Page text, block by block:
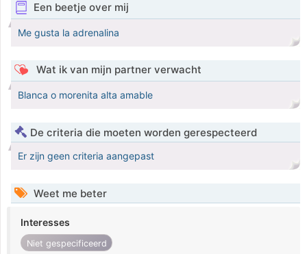
Een beetje over mij
Me gusta la adrenalina
Wat ik van mijn partner verwacht
Blanca o morenita alta amable
De criteria die moeten worden gerespecteerd
Er zijn geen criteria aangepast
Weet me beter
Interesses
Niet gespecificeerd